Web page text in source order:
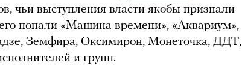
чьи выступления власти якобы признали
попали «Машина времени», «Аквариум»,
Земфира, Оксимирон, Монеточка, ДДТ,
и групп.